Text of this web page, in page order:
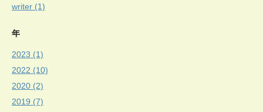
writer (1)
年
2023 (1)
2022 (10)
2020 (2)
2019 (7)